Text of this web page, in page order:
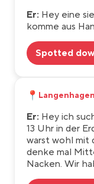
Er: Hey eine
komme aus
Spotted
📍 Langenhagen
Er: Hey ich
13 Uhr in der
warst wohl mit
denke mal
Nacken. Wir